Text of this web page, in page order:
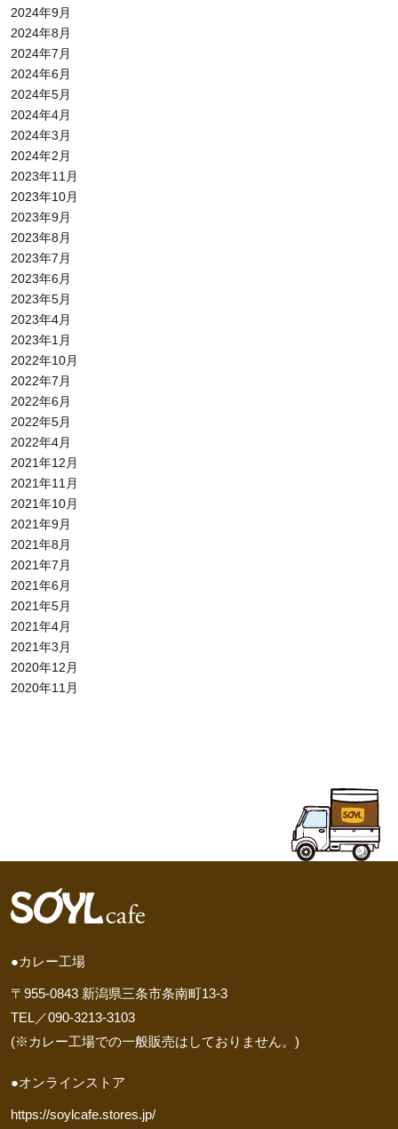
2024年9月
2024年8月
2024年7月
2024年6月
2024年5月
2024年4月
2024年3月
2024年2月
2023年11月
2023年10月
2023年9月
2023年8月
2023年7月
2023年6月
2023年5月
2023年4月
2023年1月
2022年10月
2022年7月
2022年6月
2022年5月
2022年4月
2021年12月
2021年11月
2021年10月
2021年9月
2021年8月
2021年7月
2021年6月
2021年5月
2021年4月
2021年3月
2020年12月
2020年11月
●カレー工場
〒955-0843 新潟県三条市条南町13-3
TEL／090-3213-3103
(※カレー工場での一般販売はしておりません。)
●オンラインストア
https://soylcafe.stores.jp/